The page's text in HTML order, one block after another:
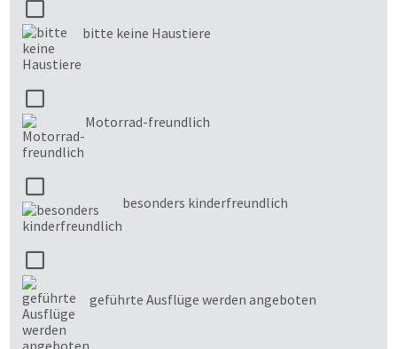
bitte keine Haustiere
Motorrad-freundlich
besonders kinderfreundlich
geführte Ausflüge werden angeboten